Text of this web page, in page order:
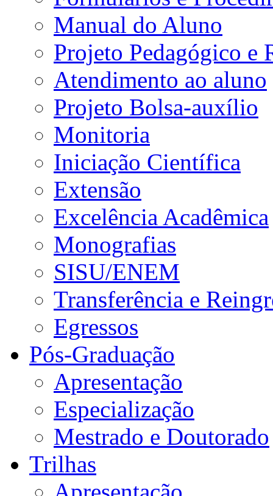
Manual do Aluno
Projeto Pedagógico e
Atendimento ao aluno
Projeto Bolsa-auxílio
Monitoria
Iniciação Científica
Extensão
Excelência Acadêmica
Monografias
SISU/ENEM
Transferência e
Egressos
Pós-Graduação
Apresentação
Especialização
Mestrado e Doutorado
Trilhas